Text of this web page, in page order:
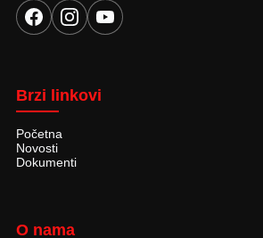
Brzi linkovi
Početna
Novosti
Dokumenti
O nama